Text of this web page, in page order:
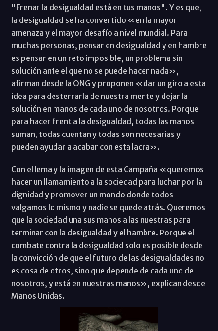
"Frenar la desigualdad está en tus manos". Y es que,
la desigualdad se ha convertido «en la mayor
amenaza y el mayor desafío a nivel mundial. Para
muchas personas, pensar en desigualdad y en hambre
es pensar en un reto imposible, un problema sin
solución ante el que no se puede hacer nada»,
afirman desde la ONG y proponen «dar un giro a esta
idea para desterrarla de nuestra mente y dejar la
solución en manos de cada uno de nosotros. Porque
para hacer frent a la desigualdad, todas las manos
suman, todas cuentan y todas son necesarias y
pueden ayudar a acabar con esta lacra».
Con el lema y la imagen de esta Campaña «queremos
hacer un llamamiento a la sociedad para luchar por la
dignidad y promover un mondo donde todos
valgamos lo mismo y nadie se quede atrás. Queremos
que la sociedad una sus manos a las nuestras para
terminar con la desigualdad y el hambre. Porque el
combate contra la desigualdad solo es posible desde
la convicción de que el futuro de las desigualdades no
es cosa de otros, sino que depende de cada uno de
nosotros, y está en nuestras manos», explican desde
Manos Unidas.